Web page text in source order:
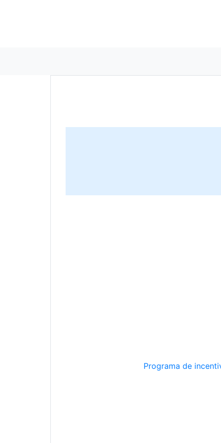
Programa de